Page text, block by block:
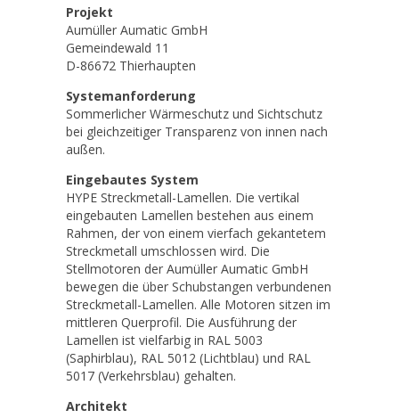
Projekt
Aumüller Aumatic GmbH
Gemeindewald 11
D-86672 Thierhaupten
Systemanforderung
Sommerlicher Wärmeschutz und Sichtschutz
bei gleichzeitiger Transparenz von innen nach
außen.
Eingebautes System
HYPE Streckmetall-Lamellen. Die vertikal
eingebauten Lamellen bestehen aus einem
Rahmen, der von einem vierfach gekantetem
Streckmetall umschlossen wird. Die
Stellmotoren der Aumüller Aumatic GmbH
bewegen die über Schubstangen verbundenen
Streckmetall-Lamellen. Alle Motoren sitzen im
mittleren Querprofil. Die Ausführung der
Lamellen ist vielfarbig in RAL 5003
(Saphirblau), RAL 5012 (Lichtblau) und RAL
5017 (Verkehrsblau) gehalten.
Architekt